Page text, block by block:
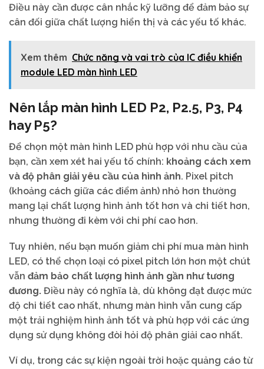
Điều này cần được cân nhắc kỹ lưỡng để đảm bảo sự
cân đối giữa chất lượng hiển thị và các yếu tố khác.
Xem thêm Chức năng và vai trò của IC điều khiển
module LED màn hình LED
Nên lắp màn hình LED P2, P2.5, P3, P4
hay P5?
Để chọn một màn hình LED phù hợp với nhu cầu của
bạn, cần xem xét hai yếu tố chính: khoảng cách xem
và độ phân giải yêu cầu của hình ảnh. Pixel pitch
(khoảng cách giữa các điểm ảnh) nhỏ hơn thường
mang lại chất lượng hình ảnh tốt hơn và chi tiết hơn,
nhưng thường đi kèm với chi phí cao hơn.
Tuy nhiên, nếu bạn muốn giảm chi phí mua màn hình
LED, có thể chọn loại có pixel pitch lớn hơn một chút
vẫn đảm bảo chất lượng hình ảnh gần như tương
đương. Điều này có nghĩa là, dù không đạt được mức
độ chi tiết cao nhất, nhưng màn hình vẫn cung cấp
một trải nghiệm hình ảnh tốt và phù hợp với các ứng
dụng sử dụng không đòi hỏi độ phân giải cao nhất.
Ví dụ, trong các sự kiện ngoài trời hoặc quảng cáo từ